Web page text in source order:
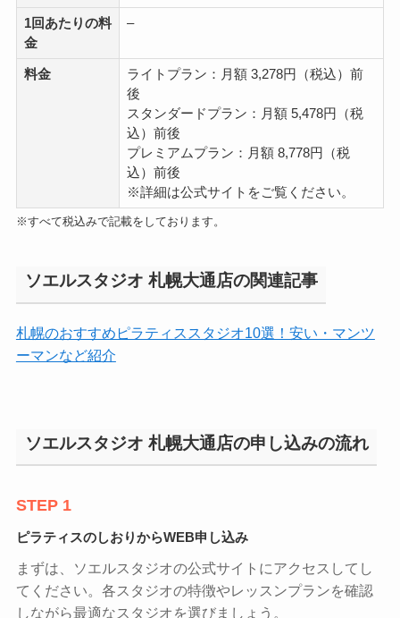
1回あたりの料
金
–
料金
ライトプラン：月額 3,278円（税込）前
後
スタンダードプラン：月額 5,478円（税
込）前後
プレミアムプラン：月額 8,778円（税
込）前後
※詳細は公式サイトをご覧ください。
※すべて税込みで記載をしております。
ソエルスタジオ 札幌大通店の関連記事
札幌のおすすめピラティススタジオ10選！安い・マンツ
ーマンなど紹介
ソエルスタジオ 札幌大通店の申し込みの流れ
STEP 1
ピラティスのしおりからWEB申し込み
まずは、ソエルスタジオの公式サイトにアクセスしてし
てください。各スタジオの特徴やレッスンプランを確認
しながら最適なスタジオを選びましょう。